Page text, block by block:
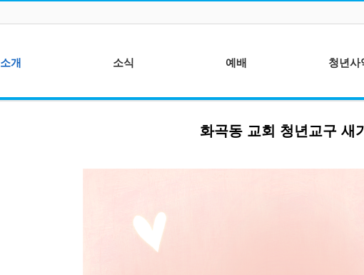
소개 소식
이벤트
예배
찬양 - 예수찬미단
광고 영상 - 갓픽처
청년사
선교팀 - 예배
화곡동 교회 청년교구 새